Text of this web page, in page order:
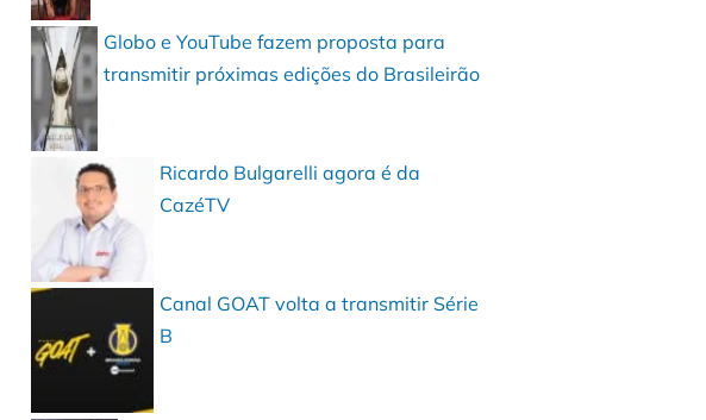
Globo e YouTube fazem proposta para
transmitir próximas edições do Brasileirão
Ricardo Bulgarelli agora é da
CazéTV
Canal GOAT volta a transmitir Série
B